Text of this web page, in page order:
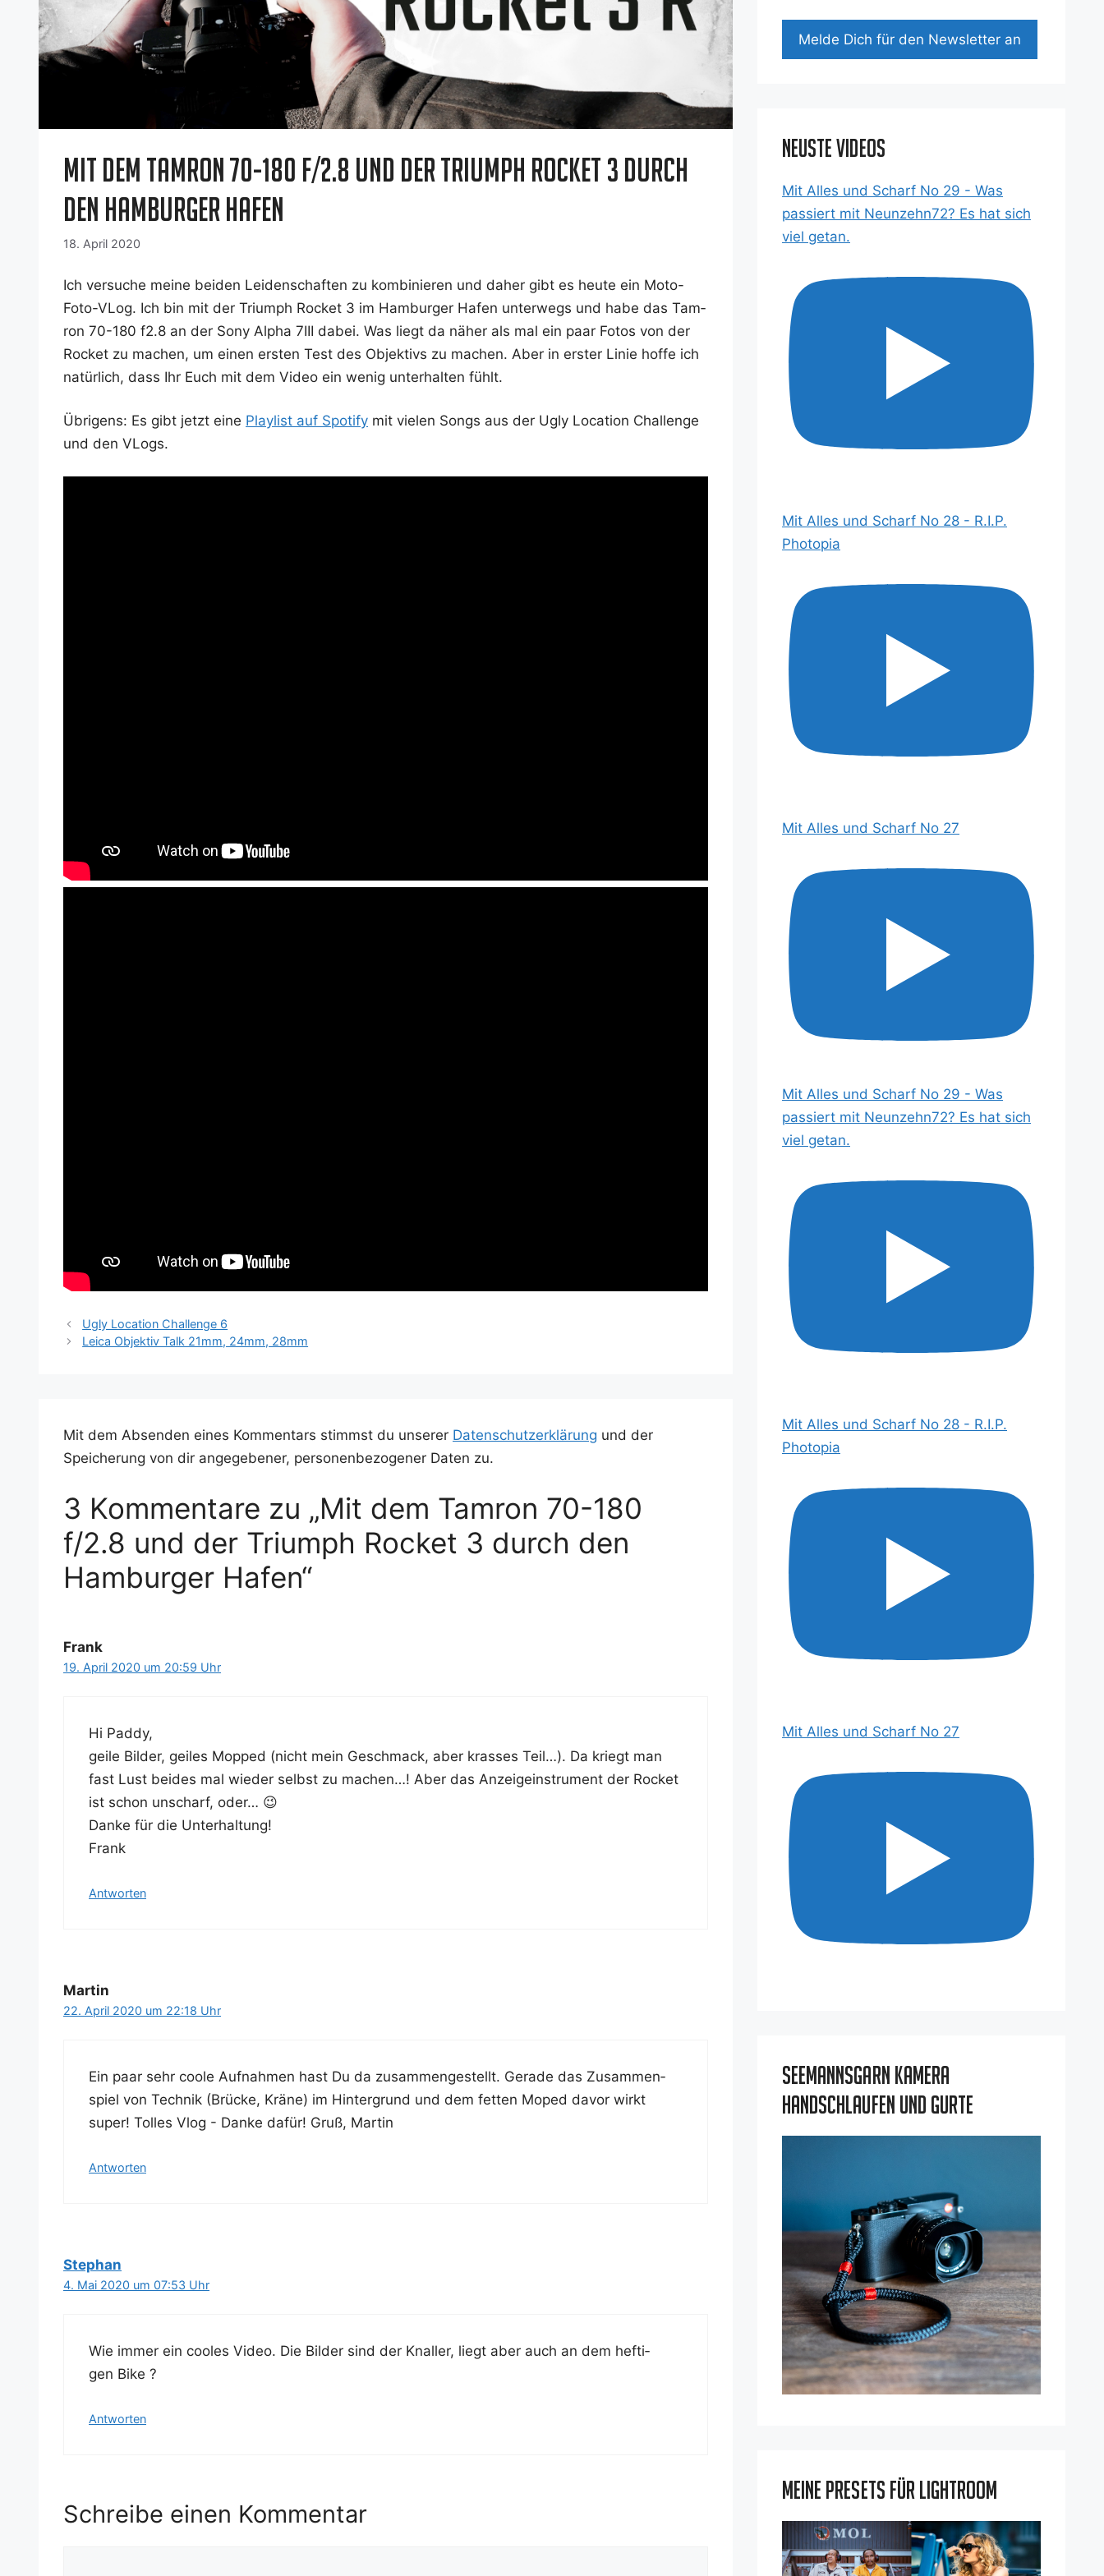
Mit dem Tamron 70-180 f/2.8 und der Triumph Rocket 3 durch
den Hamburger Hafen
18. April 2020
Ich ver­su­che mei­ne bei­den Lei­den­schaf­ten zu kom­bi­nie­ren und daher gibt es heu­te ein Moto-
Foto-VLog. Ich bin mit der Tri­umph Rocket 3 im Ham­bur­ger Hafen unter­wegs und habe das Tam­
ron 70-180 f2.8 an der Sony Alpha 7III dabei. Was liegt da näher als mal ein paar Fotos von der
Rocket zu machen, um einen ers­ten Test des Objek­tivs zu machen. Aber in ers­ter Linie hof­fe ich
natür­lich, dass Ihr Euch mit dem Video ein wenig unter­hal­ten fühlt.
Übri­gens: Es gibt jetzt eine Play­list auf Spo­ti­fy mit vie­len Songs aus der Ugly Loca­ti­on Chall­enge
und den VLogs.
Ugly Location Challenge 6
Leica Objektiv Talk 21mm, 24mm, 28mm
Mit dem Absenden eines Kommentars stimmst du unserer Datenschutzerklärung und der
Speicherung von dir angegebener, personenbezogener Daten zu.
3 Kommentare zu „Mit dem Tamron 70-180
f/2.8 und der Triumph Rocket 3 durch den
Hamburger Hafen“
Frank
19. April 2020 um 20:59 Uhr
Hi Pad­dy,
gei­le Bil­der, gei­les Mop­ped (nicht mein Geschmack, aber kras­ses Teil…). Da kriegt man
fast Lust bei­des mal wie­der selbst zu machen…! Aber das Anzei­ge­instru­ment der Rocket
ist schon unscharf, oder… 😉
Dan­ke für die Unterhaltung!
Frank
Antworten
Martin
22. April 2020 um 22:18 Uhr
Ein paar sehr coo­le Auf­nah­men hast Du da zusam­men­ge­stellt. Gera­de das Zusam­men­
spiel von Tech­nik (Brü­cke, Krä­ne) im Hin­ter­grund und dem fet­ten Moped davor wirkt
super! Tol­les Vlog - Dan­ke dafür! Gruß, Martin
Antworten
Stephan
4. Mai 2020 um 07:53 Uhr
Wie immer ein coo­les Video. Die Bil­der sind der Knal­ler, liegt aber auch an dem hef­ti­
gen Bike ?
Antworten
Schreibe einen Kommentar
Mel­de Dich für den News­let­ter an
Neuste Videos
Mit Alles und Scharf No 29 - Was
passiert mit Neunzehn72? Es hat sich
viel getan.
Mit Alles und Scharf No 28 - R.I.P.
Photopia
Mit Alles und Scharf No 27
Mit Alles und Scharf No 29 - Was
passiert mit Neunzehn72? Es hat sich
viel getan.
Mit Alles und Scharf No 28 - R.I.P.
Photopia
Mit Alles und Scharf No 27
Seemannsgarn Kamera
Handschlaufen und Gurte
Meine Presets für Lightroom